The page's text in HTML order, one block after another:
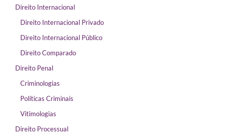
Direito Internacional
Direito Internacional Privado
Direito Internacional Público
Direito Comparado
Direito Penal
Criminologias
Políticas Criminais
Vitimologias
Direito Processual